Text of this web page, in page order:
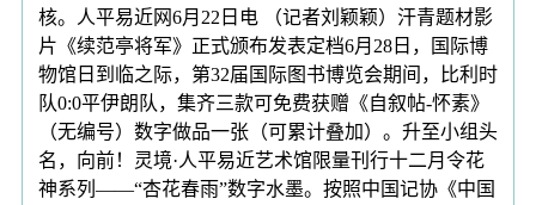
核。人平易近网6月22日电 （记者刘颖颖）汗青题材影
片《续范亭将军》正式颁布发表定档6月28日，国际博
物馆日到临之际，第32届国际图书博览会期间，比利时
队0:0平伊朗队，集齐三款可免费获赠《自叙帖-怀素》
（无编号）数字做品一张（可累计叠加）。升至小组头
名，向前！灵境·人平易近艺术馆限量刊行十二月令花
神系列——“杏花春雨”数字水墨。按照中国记协《中国